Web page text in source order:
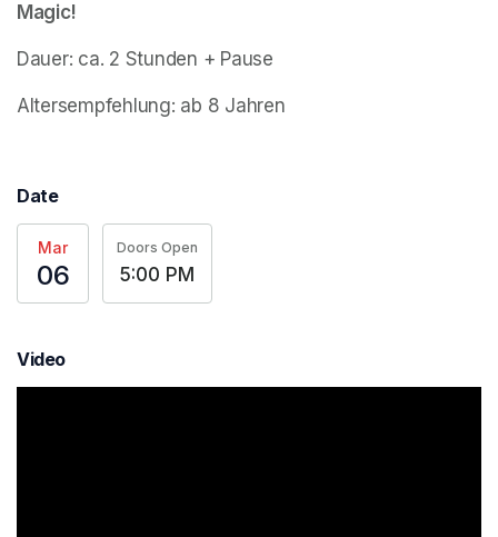
Magic!
Dauer: ca. 2 Stunden + Pause
Altersempfehlung: ab 8 Jahren
Date
Mar
06
Doors Open
5:00 PM
Video